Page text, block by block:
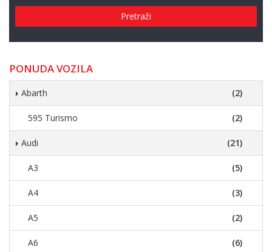
Pretraži
PONUDA VOZILA
Abarth (2)
595 Turismo (2)
Audi (21)
A3 (5)
A4 (3)
A5 (2)
A6 (6)